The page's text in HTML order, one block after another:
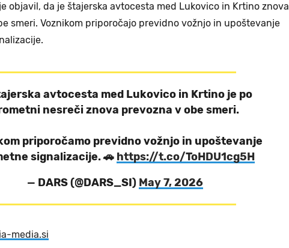
objavil, da je štajerska avtocesta med Lukovico in Krtino znova
smeri. Voznikom priporočajo previdno vožnjo in upoštevanje
avtocesta med Lukovico in Krtino je po
nesreči znova prevozna v obe smeri.
priporočamo previdno vožnjo in upoštevanje
signalizacije. 🚗 https://t.co/ToHDU1cg5H
— DARS (@DARS_SI) May 7, 2026
media.si